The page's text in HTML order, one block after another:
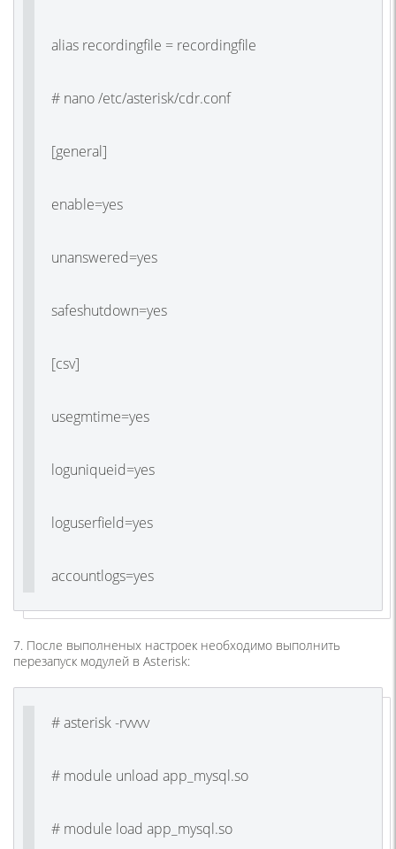
alias recordingfile = recordingfile
# nano /etc/asterisk/cdr.conf
[general]
enable=yes
unanswered=yes
safeshutdown=yes
[csv]
usegmtime=yes
loguniqueid=yes
loguserfield=yes
accountlogs=yes
7. После выполненых настроек необходимо выполнить
перезапуск модулей в Asterisk:
# asterisk -rvvvv
# module unload app_mysql.so
# module load app_mysql.so